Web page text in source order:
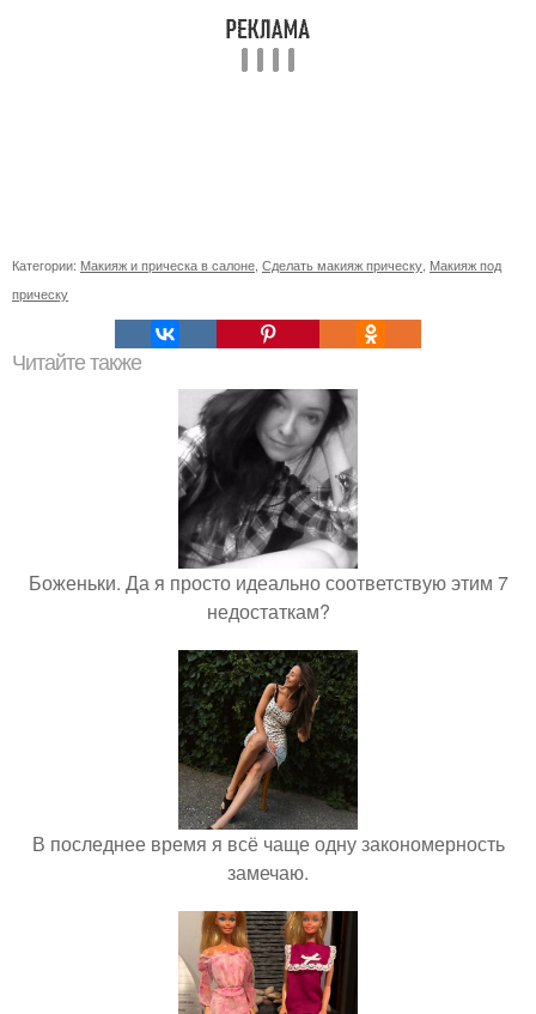
Категории: Макияж и прическа в салоне Сделать макияж прическу Макияж под
прическу
Читайте также
Боженьки. Да я просто идеально соответствую этим 7
недостаткам?
В последнее время я всё чаще одну закономерность
замечаю.